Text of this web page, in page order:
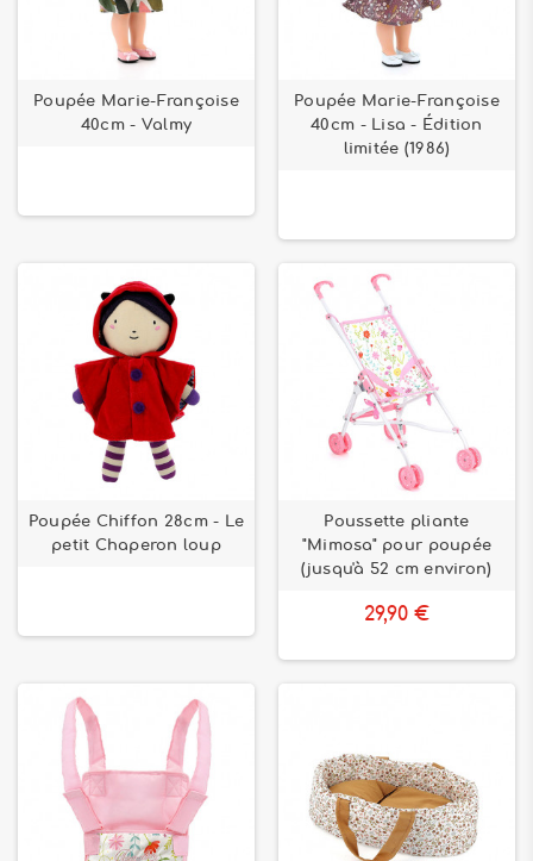
Poupée Marie-Françoise
40cm - Valmy
Poupée Marie-Françoise
40cm - Lisa - Édition
limitée (1986)
Poupée Chiffon 28cm - Le
petit Chaperon loup
Poussette pliante
"Mimosa" pour poupée
(jusqu'à 52 cm environ)
29,90 €